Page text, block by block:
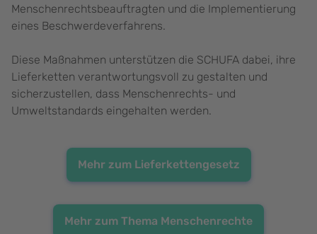
Menschenrechtsbeauftragten und die Implementierung
eines Beschwerdeverfahrens.
Diese Maßnahmen unterstützen die SCHUFA dabei, ihre
Lieferketten verantwortungsvoll zu gestalten und
sicherzustellen, dass Menschenrechts- und
Umweltstandards eingehalten werden.
Mehr zum Lieferkettengesetz
Mehr zum Thema Menschenrechte